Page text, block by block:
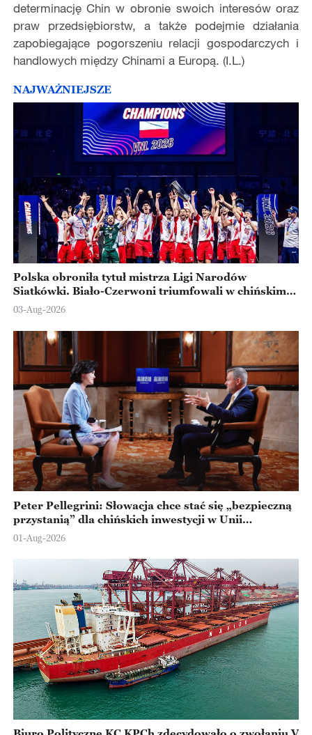
determinację Chin w obronie swoich interesów oraz
praw przedsiębiorstw, a także podejmie działania
zapobiegające pogorszeniu relacji gospodarczych i
handlowych między Chinami a Europą. (I.L.)
NAJWAŻNIEJSZE
Polska obroniła tytuł mistrza Ligi Narodów
Siatkówki. Biało-Czerwoni triumfowali w chińskim
Ningbo
03-Aug-2026
Peter Pellegrini: Słowacja chce stać się „bezpieczną
przystanią” dla chińskich inwestycji w Unii
Europejskiej
01-Aug-2026